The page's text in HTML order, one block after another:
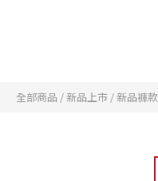
全部商品 /新品上市 /新品褲款